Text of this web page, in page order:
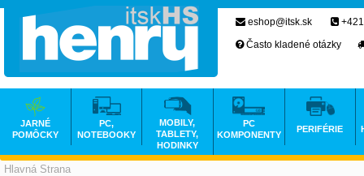
Hlavná Strana
eshop@itsk.sk
Často kladené otázky
JARNÉ
POMÔCKY
PC,
NOTEBOOKY
MOBILY,
TABLETY,
HODINKY
PC
KOMPONENTY
PERIFÉRIE